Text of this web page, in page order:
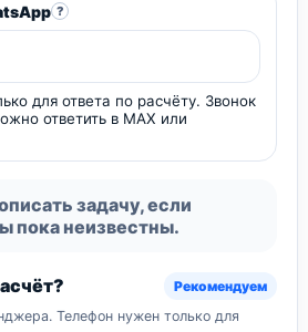
?
для ответа по расчёту. Звонок
ответить в MAX или
задачу, если
пока неизвестны.
Рекомендуем
Телефон нужен только для